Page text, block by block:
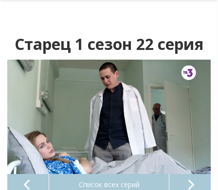
Старец 1 сезон 22 серия
Список всех серий